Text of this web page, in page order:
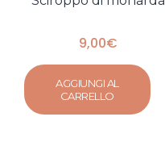
9,00€
AGGIUNGI AL
CARRELLO